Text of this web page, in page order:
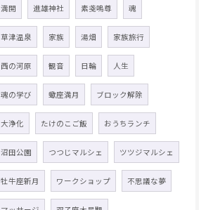
満開 進雄神社 素戔嗚尊 魂
草津温泉 家族 湯畑 家族旅行
西の河原 観音 日輪 人生
魂の学び 蠍座満月 ブロック解除
大浄化 たけのこご飯 おうちランチ
沼田公園 つつじマルシェ ツツジマルシェ
牡牛座新月 ワークショップ 不思議な夢